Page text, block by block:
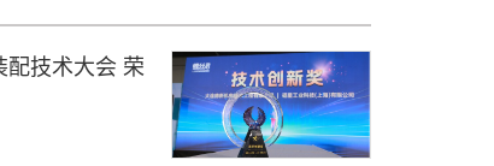
技术大会 荣